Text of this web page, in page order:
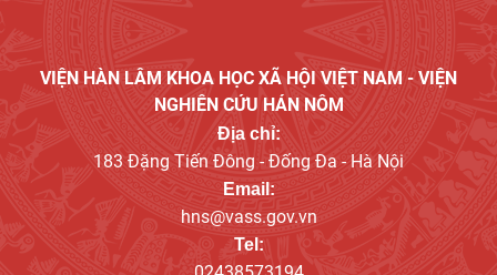
VIỆN HÀN LÂM KHOA HỌC XÃ HỘI VIỆT NAM - VIỆN
NGHIÊN CỨU HÁN NÔM
Địa chỉ:
183 Đặng Tiến Đông - Đống Đa - Hà Nội
Email:
hns@vass.gov.vn
Tel: